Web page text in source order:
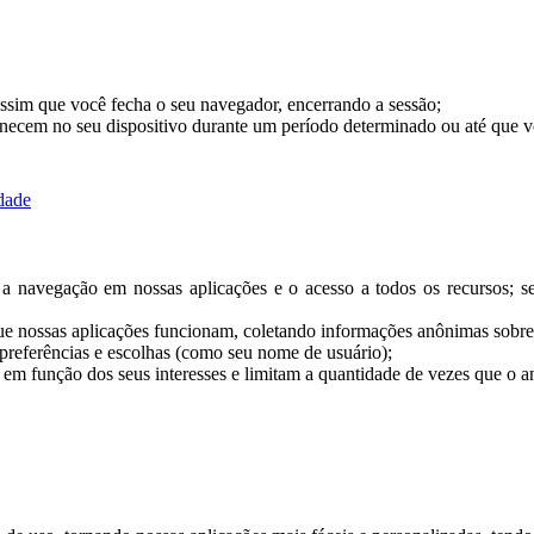
que você fecha o seu navegador, encerrando a sessão;
no seu dispositivo durante um período determinado ou até que
navegação em nossas aplicações e o acesso a todos os recursos;
nossas aplicações funcionam, coletando informações anônimas sobre
e escolhas (como seu nome de usuário);
função dos seus interesses e limitam a quantidade de vezes que o